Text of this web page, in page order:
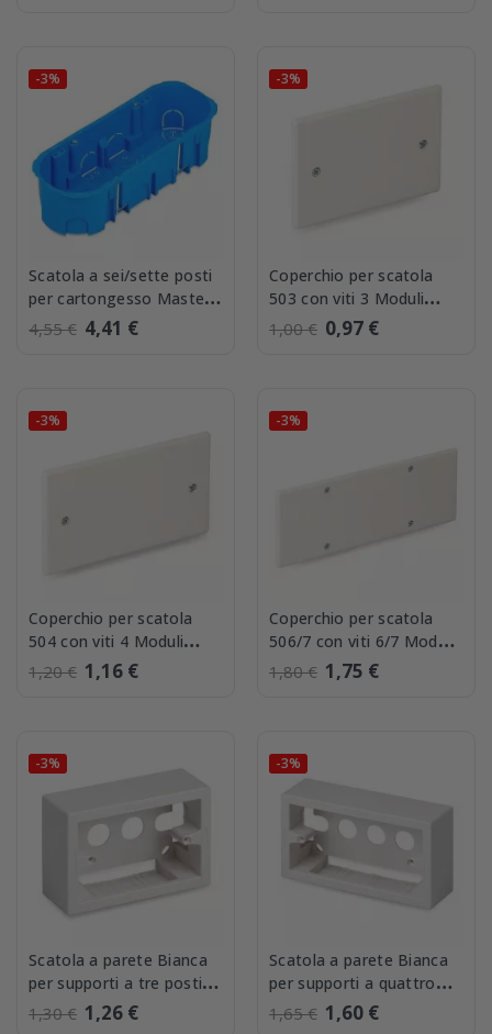
-3%
Scatola a sei/sette posti
per cartongesso Master
00406
4,55 € 4,41 €
-3%
Coperchio per scatola
503 con viti 3 Moduli
Master 00430
1,00 € 0,97 €
-3%
Coperchio per scatola
504 con viti 4 Moduli
Master 00430-4
1,20 € 1,16 €
-3%
Coperchio per scatola
506/7 con viti 6/7 Moduli
Master 00430-7
1,80 € 1,75 €
-3%
Scatola a parete Bianca
per supporti a tre posti
Master 00481
1,30 € 1,26 €
-3%
Scatola a parete Bianca
per supporti a quattro
posti Master 00481-4
1,65 € 1,60 €